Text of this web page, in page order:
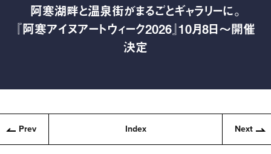
阿寒湖畔と温泉街がまるごとギャラリーに。
『阿寒アイヌアートウィーク2026』10月8日〜開催
決定
Prev Index Next